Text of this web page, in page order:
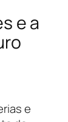
e a
e